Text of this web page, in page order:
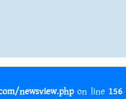
newsview.phpon line 156